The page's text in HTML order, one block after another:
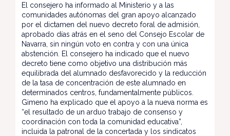
El consejero ha informado al Ministerio y a las
comunidades autónomas del gran apoyo alcanzado
por el dictamen del nuevo decreto foral de admisión,
aprobado días atrás en el seno del Consejo Escolar de
Navarra, sin ningún voto en contra y con una única
abstención. El consejero ha indicado que el nuevo
decreto tiene como objetivo una distribución más
equilibrada del alumnado desfavorecido y la reducción
de la tasa de concentración de este alumnado en
determinados centros, fundamentalmente públicos.
Gimeno ha explicado que el apoyo a la nueva norma es
“el resultado de un arduo trabajo de consenso y
coordinación con toda la comunidad educativa”,
incluida la patronal de la concertada y los sindicatos